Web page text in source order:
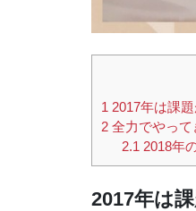
1 2017年は課
2 全力でやっ
2.1 2018年
2017年は